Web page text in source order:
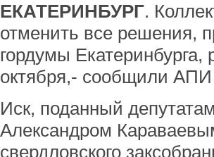
ЕКАТЕРИНБУРГ.
отменить все решения,
гордумы Екатеринбурга,
октября,- сообщили АПИ
Иск, поданный
Александром
свердловского